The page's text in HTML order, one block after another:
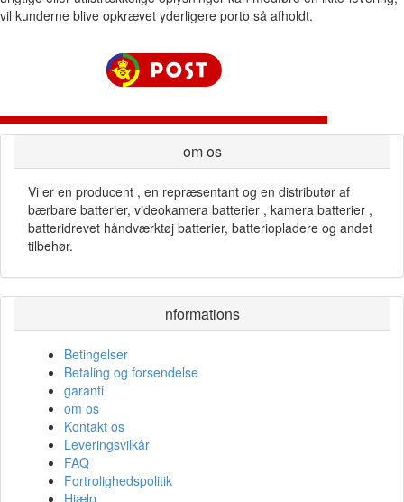
vil kunderne blive opkrævet yderligere porto så afholdt.
om os
Vi er en producent , en repræsentant og en distributør af
bærbare batterier, videokamera batterier , kamera batterier ,
batteridrevet håndværktøj batterier, batteriopladere og andet
tilbehør.
nformations
Betingelser
Betaling og forsendelse
garanti
om os
Kontakt os
Leveringsvilkår
FAQ
Fortrolighedspolitik
Hjælp